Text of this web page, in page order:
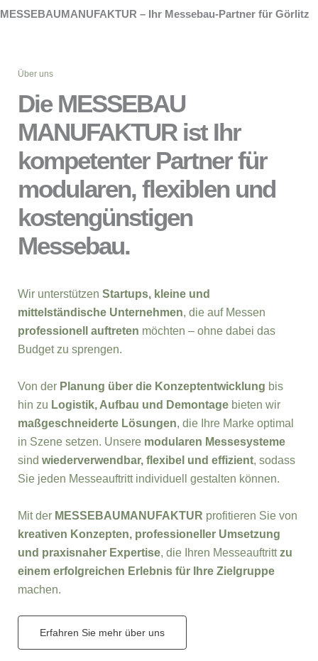
MESSEBAUMANUFAKTUR – Ihr Messebau-Partner für Görlitz
Über uns
Die MESSEBAU
MANUFAKTUR ist Ihr
kompetenter Partner für
modularen, flexiblen und
kostengünstigen
Messebau.
Wir unterstützen Startups, kleine und
mittelständische Unternehmen, die auf Messen
professionell auftreten möchten – ohne dabei das
Budget zu sprengen.
Von der Planung über die Konzeptentwicklung bis
hin zu Logistik, Aufbau und Demontage bieten wir
maßgeschneiderte Lösungen, die Ihre Marke optimal
in Szene setzen. Unsere modularen Messesysteme
sind wiederverwendbar, flexibel und effizient, sodass
Sie jeden Messeauftritt individuell gestalten können.
Mit der MESSEBAUMANUFAKTUR profitieren Sie von
kreativen Konzepten, professioneller Umsetzung
und praxisnaher Expertise, die Ihren Messeauftrittzu
einem erfolgreichen Erlebnis für Ihre Zielgruppe
machen.
Erfahren Sie mehr über uns